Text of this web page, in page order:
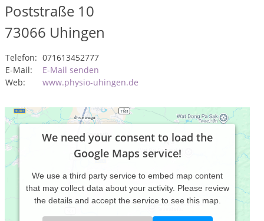
Poststraße 10
73066 Uhingen
Telefon: 071613452777
E-Mail:
E-Mail senden
Web:
www.physio-uhingen.de
We need your consent to load the
Google Maps service!
We use a third party service to embed map content
that may collect data about your activity. Please review
the details and accept the service to see this map.